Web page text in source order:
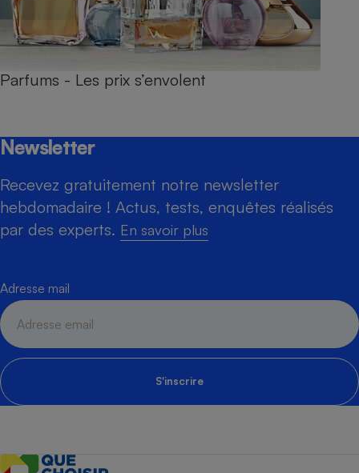
Parfums - Les prix s’envolent
Newsletter
Recevez gratuitement notre newsletter
hebdomadaire ! Actus, tests, enquêtes réalisés
par des experts. En savoir plus
Adresse mail
S'inscrire